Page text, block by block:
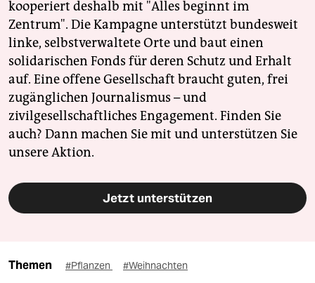
kooperiert deshalb mit "Alles beginnt im
Zentrum". Die Kampagne unterstützt bundesweit
linke, selbstverwaltete Orte und baut einen
solidarischen Fonds für deren Schutz und Erhalt
auf. Eine offene Gesellschaft braucht guten, frei
zugänglichen Journalismus – und
zivilgesellschaftliches Engagement. Finden Sie
auch? Dann machen Sie mit und unterstützen Sie
unsere Aktion.
Jetzt unterstützen
Themen #Pflanzen #Weihnachten